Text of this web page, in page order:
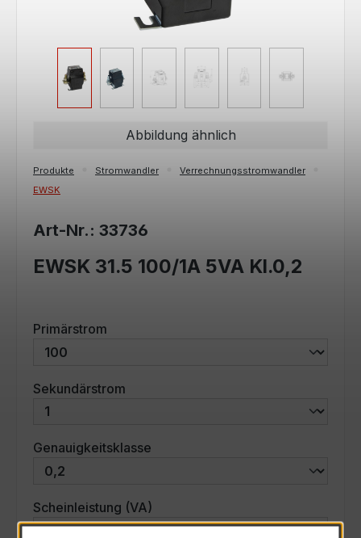
Abbildung ähnlich
Produkte Stromwandler
Verrechnungsstromwandler
EWSK
Art-Nr.: 33736
EWSK 31.5 100/1A 5VA Kl.0,2
Primärstrom
Sekundärstrom
Genauigkeitsklasse
Scheinleistung (VA)